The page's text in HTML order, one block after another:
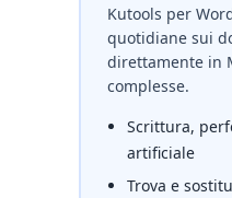
Kutools per
quotidiane sui
direttamente in
complesse.
Scrittura,
artificiale
Trova e